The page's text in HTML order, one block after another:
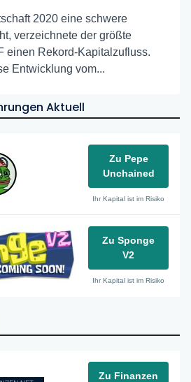
2020 eine schwere
verzeichnete der größte
einen Rekord-Kapitalzufluss.
Entwicklung vom...
Aktuell
Zu Pepe
Unchained
Ihr Kapital ist im Risiko
Zu Sponge
V2
Ihr Kapital ist im Risiko
Zu Finanzen